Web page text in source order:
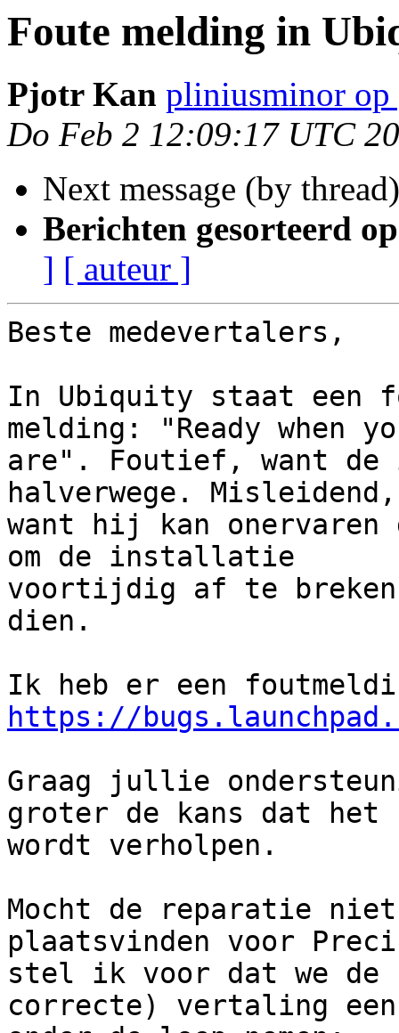
Foute melding in
Pjotr Kan pliniusminor op
Do Feb 2 12:09:17 UTC
Next message (by
Berichten gesorteerd
] [ auteur ]
Beste medevertalers,
In Ubiquity staat een
melding: "Ready when
are". Foutief, want
halverwege. Misleidend,
want hij kan onervaren
om de installatie
voortijdig af te
dien.
https://
Graag jullie
groter de kans dat het
wordt verholpen.
Mocht de reparatie
plaatsvinden voor
stel ik voor dat we de
correcte) vertaling